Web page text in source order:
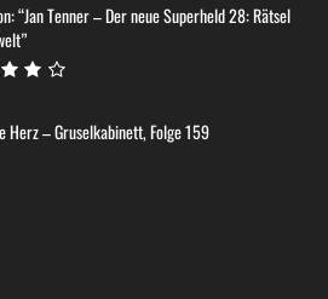
“Jan Tenner – Der neue Superheld 28: Rätsel
Herz – Gruselkabinett, Folge 159